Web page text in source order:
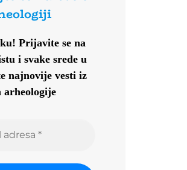
Prijavite se na
i svake srede u
najnovije vesti iz
arheologije